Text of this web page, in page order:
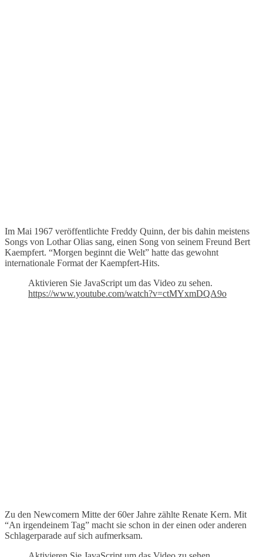
Im Mai 1967 veröffentlichte Freddy Quinn, der bis dahin meistens
Songs von Lothar Olias sang, einen Song von seinem Freund Bert
Kaempfert. “Morgen beginnt die Welt” hatte das gewohnt
internationale Format der Kaempfert-Hits.
Aktivieren Sie JavaScript um das Video zu sehen.
https://www.youtube.com/watch?v=ctMYxmDQA9o
Zu den Newcomern Mitte der 60er Jahre zählte Renate Kern. Mit
“An irgendeinem Tag” macht sie schon in der einen oder anderen
Schlagerparade auf sich aufmerksam.